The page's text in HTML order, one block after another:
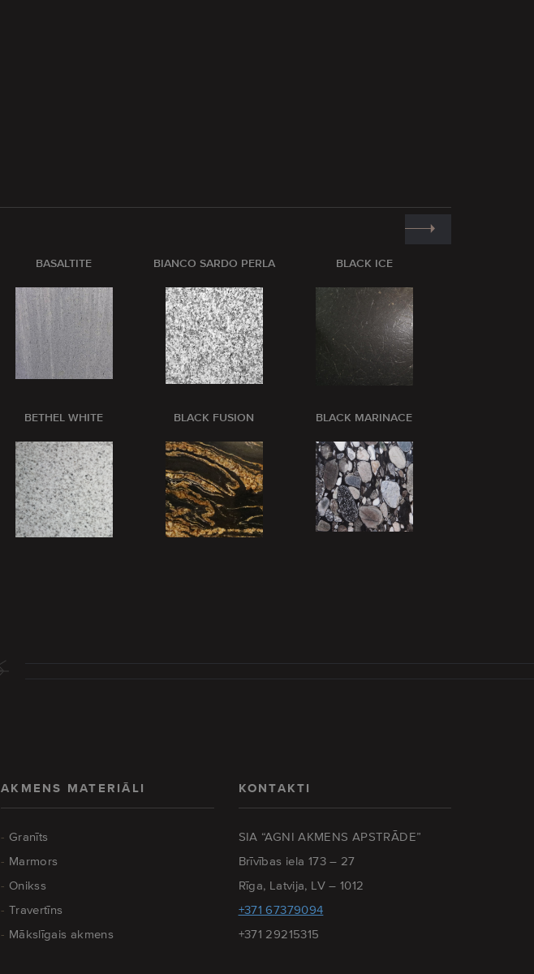
BASALTITE
BETHEL WHITE
BIANCO SARDO PERLA
BLACK FUSION
BLACK ICE
BLACK MARINACE
AKMENS MATERIĀLI
Granīts
Marmors
Onikss
Travertīns
Mākslīgais akmens
KONTAKTI
SIA “AGNI AKMENS APSTRĀDE”
Brīvības iela 173 – 27
Rīga, Latvija, LV – 1012
+371 67379094
+371 29215315